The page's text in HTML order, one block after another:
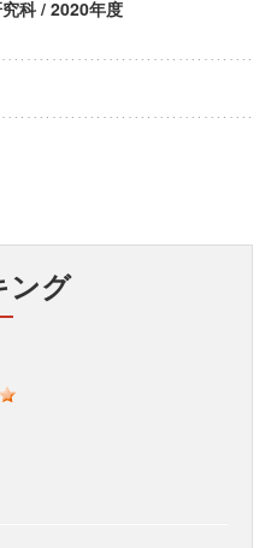
科 / 2020年度
ング